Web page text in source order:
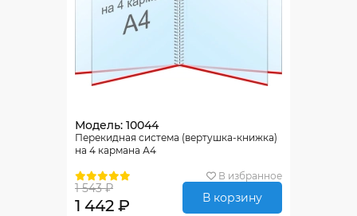
Модель: 10044
Перекидная система (вертушка-книжка)
на 4 кармана А4
В избранное
1 543 ₽
1 442 ₽ В корзину